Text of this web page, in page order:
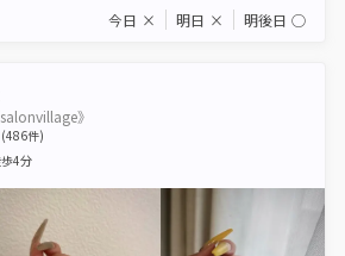
今日 × 明日 × 明後日 ◯
》
(486件)
4分